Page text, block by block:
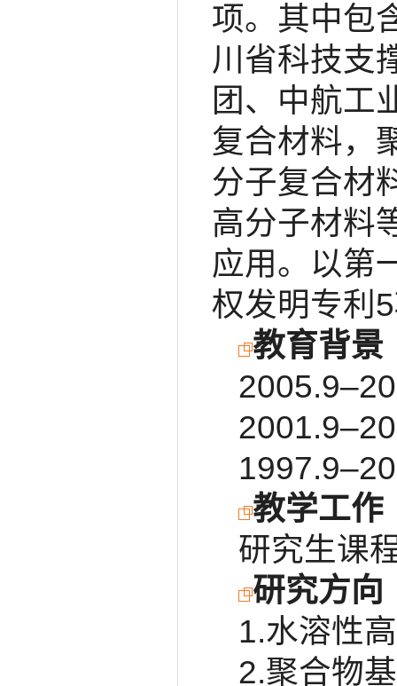
项。其中包
川省科技支
团、中航工
复合材料，
分子复合材
高分子材料
应用。以第
权发明专利
教育背景
教学工作
研究生课
研究方向
1.水溶性
2.聚合物